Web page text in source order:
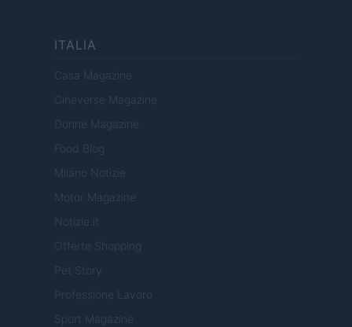
ITALIA
Casa Magazine
Cineverse Magazine
Donne Magazine
Food Blog
Milano Notizie
Motor Magazine
Notizie.it
Offerte Shopping
Pet Story
Professione Lavoro
Sport Magazine